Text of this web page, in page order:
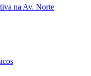
na Av. Norte